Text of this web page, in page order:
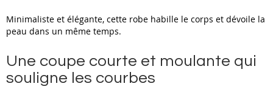
Minimaliste et élégante, cette robe habille le corps et dévoile la
peau dans un même temps.
Une coupe courte et moulante qui
souligne les courbes